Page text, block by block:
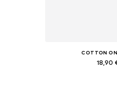
COTTON
18,90